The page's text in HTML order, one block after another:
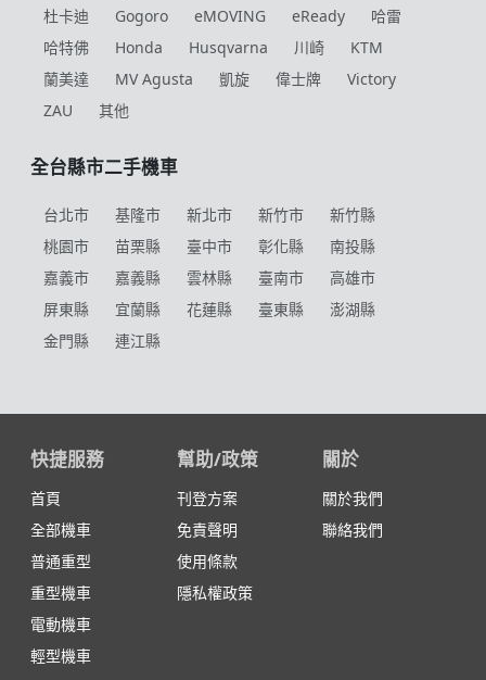
杜卡迪
Gogoro eMOVING eReady
哈雷
哈特佛
Honda Husqvarna 川崎
KTM
蘭美達
MV Agusta 凱旋 偉士牌
Victory
ZAU
其他
全台縣市二手機車
台北市 基隆市 新北市 新竹市
新竹縣
桃園市
苗栗縣 臺中市 彰化縣
南投縣
嘉義市
嘉義縣 雲林縣 臺南市
高雄市
屏東縣
宜蘭縣 花蓮縣 臺東縣
澎湖縣
金門縣
連江縣
快捷服務
首頁
全部機車
普通重型
重型機車
電動機車
輕型機車
幫助/政策
刊登方案
免責聲明
使用條款
隱私權政策
關於
關於我們
聯絡我們